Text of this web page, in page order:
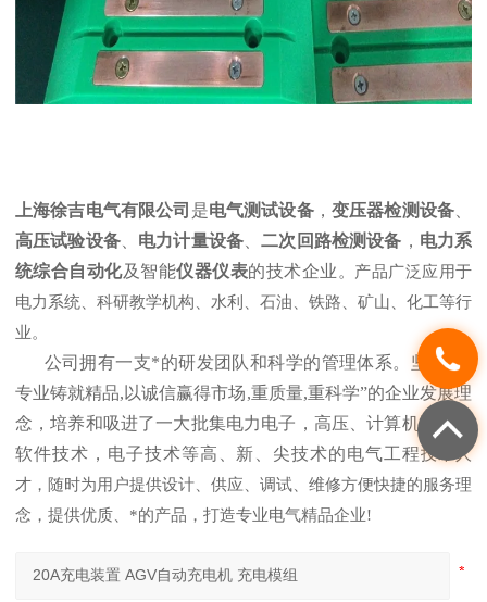
上海徐吉电气有限公司 是电气测试设备， 变压器检测设备
高压试验设备、 电力计量设备 、二次回路检测设备 ， 电力系
统综合自动化及智能仪器仪表的技术企业 。产品广泛应用于
电力系统、科研教学机构、水利、石油、铁路、矿山、化工等行
业。
公司拥有一支*的研发团队和科学的管理体系。坚持“以
专业铸就精品,以诚信赢得市场,重质量,重科学”的企业发展理
念，培养和吸进了一大批集电力电子，高压、计算机测控，
软件技术，电子技术等高、新、尖技术的电气工程技术人
才，随时为用户提供设计、供应、调试、维修方便快捷的服务理
念，提供优质、*的产品，打造专业电气精品企业!